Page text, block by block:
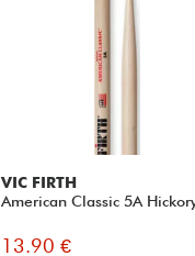
VIC FIRTH
American Classic 5A
13.90 €